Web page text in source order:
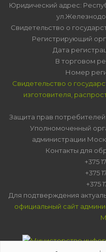
Юридический адрес:
Свидетельство о
Регистрирующий
Дата
В торговом
Номер
Свидетельство о
изготовителя,
Защита прав
Уполномоченный
администрации
Контакты для
+375
+375
+375
Для подтверждения
официальный сайт